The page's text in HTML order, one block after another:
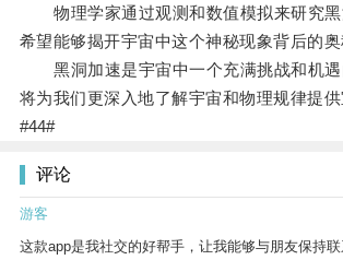
物理学家通过观测和数值模拟来研究黑
希望能够揭开宇宙中这个神秘现象背后的奥
黑洞加速是宇宙中一个充满挑战和机遇
将为我们更深入地了解宇宙和物理规律提供
#44#
评论
游客
这款app是我社交的好帮手，让我能够与朋友保持联